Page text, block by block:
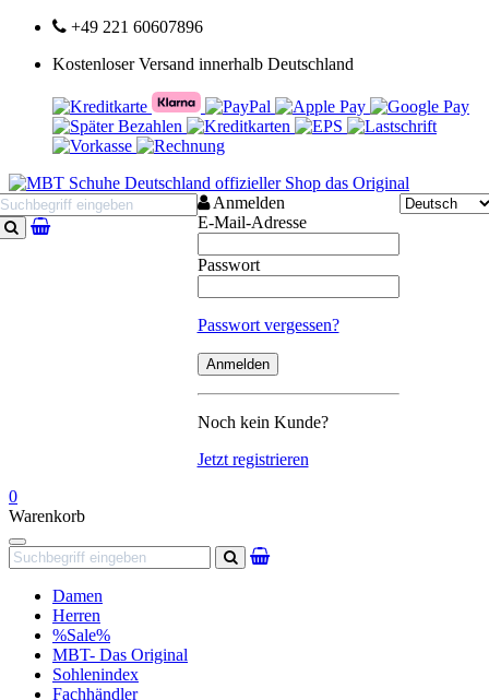
+49 221 60607896
Kostenloser Versand innerhalb Deutschland
Suchen
Anmelden
E-Mail-Adresse
Passwort
Passwort vergessen?
Noch kein Kunde?
Jetzt registrieren
0
Warenkorb
Navigation
Suchen
Damen
Herren
%Sale%
MBT- Das Original
Sohlenindex
Fachhändler